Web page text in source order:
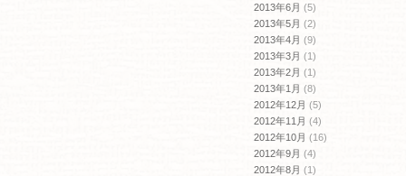
2013年6月 (5)
2013年5月 (2)
2013年4月 (9)
2013年3月 (1)
2013年2月 (1)
2013年1月 (8)
2012年12月 (5)
2012年11月 (4)
2012年10月 (16)
2012年9月 (4)
2012年8月 (1)